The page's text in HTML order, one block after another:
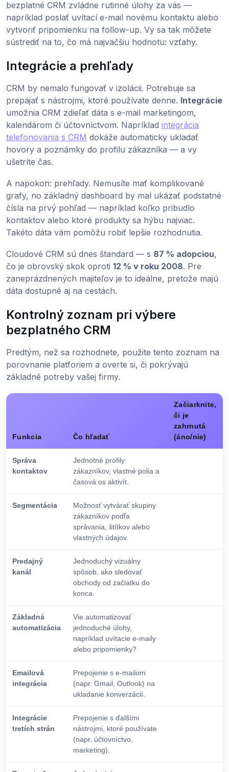
bezplatné CRM zvládne rutinné úlohy za vás —
napríklad poslať uvítací e-mail novému kontaktu alebo
vytvoriť pripomienku na follow-up. Vy sa tak môžete
sústrediť na to, čo má najväčšiu hodnotu: vzťahy.
Integrácie a prehľady
CRM by nemalo fungovať v izolácii. Potrebuje sa
prepájať s nástrojmi, ktoré používate denne. Integrácie
umožnia CRM zdieľať dáta s e-mail marketingom,
kalendárom či účtovníctvom. Napríklad integrácia
telefonovania s CRM dokáže automaticky ukladať
hovory a poznámky do profilu zákazníka — a vy
ušetríte čas.
A napokon: prehľady. Nemusíte mať komplikované
grafy, no základný dashboard by mal ukázať podstatné
čísla na prvý pohľad — napríklad koľko pribudlo
kontaktov alebo ktoré produkty sa hýbu najviac.
Takéto dáta vám pomôžu robiť lepšie rozhodnutia.
Cloudové CRM sú dnes štandard — s 87 % adopciou,
čo je obrovský skok oproti 12 % v roku 2008. Pre
zaneprázdnených majiteľov je to ideálne, pretože majú
dáta dostupné aj na cestách.
Kontrolný zoznam pri výbere
bezplatného CRM
Predtým, než sa rozhodnete, použite tento zoznam na
porovnanie platforiem a overte si, či pokrývajú
základné potreby vašej firmy.
Funkcia Čo hľadať
Začiarknite,
či je
zahrnutá
(áno/nie)
Správa
kontaktov
Jednotné profily
zákazníkov, vlastné polia a
časová os aktivít.
Segmentácia
Možnosť vytvárať skupiny
zákazníkov podľa
správania, štítkov alebo
vlastných údajov.
Predajný
kanál
Jednoduchý vizuálny
spôsob, ako sledovať
obchody od začiatku do
konca.
Základná
automatizácia
Vie automatizovať
jednoduché úlohy,
napríklad uvítacie e-maily
alebo pripomienky?
Emailová
integrácia
Prepojenie s e-mailom
(napr. Gmail, Outlook) na
ukladanie konverzácií.
Integrácie
tretích strán
Prepojenie s ďalšími
nástrojmi, ktoré používate
(napr. účtovníctvo,
marketing).